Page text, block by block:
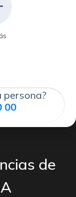
persona?
00
de